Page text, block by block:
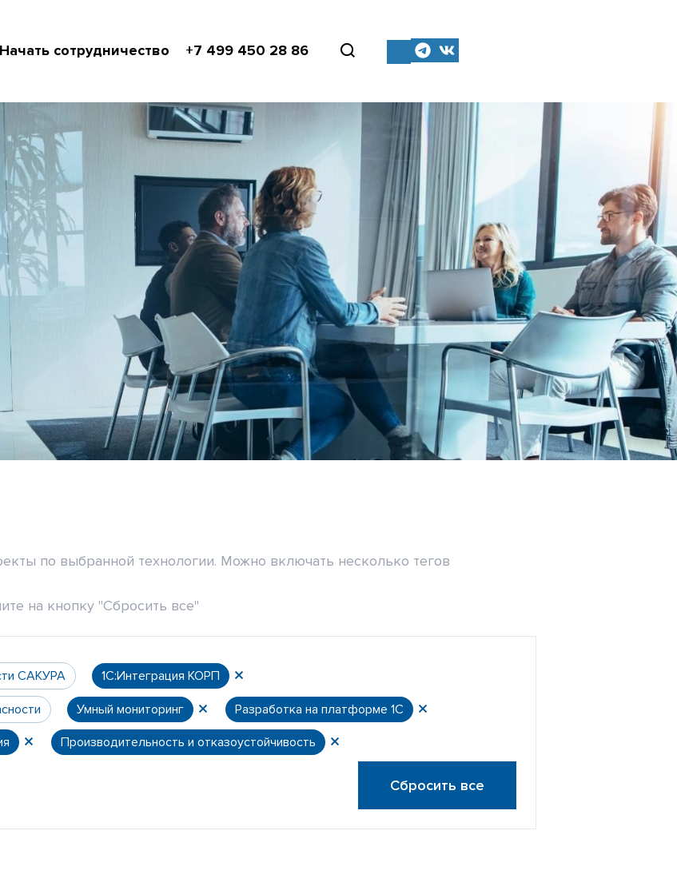
Начать сотрудничество +7 499 450 28 86
по выбранной технологии. Можно включать несколько тегов
на кнопку "Сбросить все"
САКУРА 1С:Интеграция КОРП
Умный мониторинг Разработка на платформе 1С
Производительность и отказоустойчивость
Сбросить все